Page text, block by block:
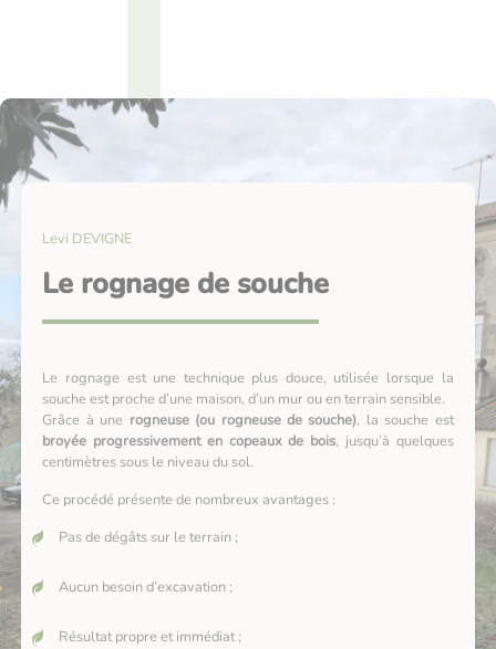
Levi DEVIGNE
Le rognage de souche
Le rognage est une technique plus douce, utilisée lorsque la
souche est proche d’une maison, d’un mur ou en terrain sensible.
Grâce à une rogneuse (ou rogneuse de souche), la souche est
broyée progressivement en copeaux de bois, jusqu’à quelques
centimètres sous le niveau du sol.
Ce procédé présente de nombreux avantages :
Pas de dégâts sur le terrain ;
Aucun besoin d’excavation ;
Résultat propre et immédiat ;